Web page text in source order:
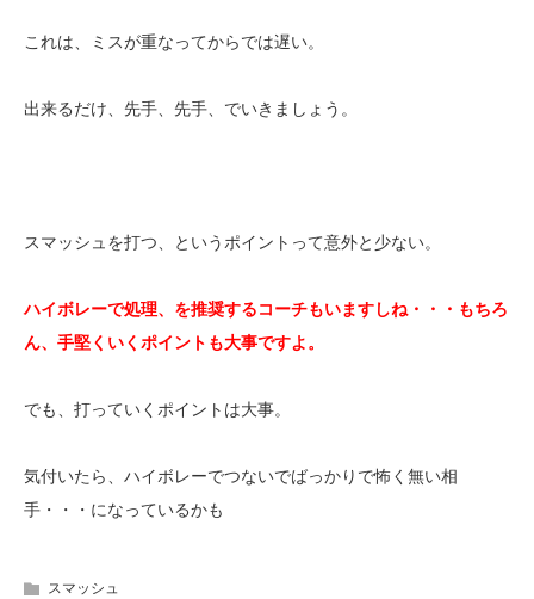
これは、ミスが重なってからでは遅い。
出来るだけ、先手、先手、でいきましょう。
スマッシュを打つ、というポイントって意外と少ない。
ハイボレーで処理、を推奨するコーチもいますしね・・・もちろ
ん、手堅くいくポイントも大事ですよ。
でも、打っていくポイントは大事。
気付いたら、ハイボレーでつないでばっかりで怖く無い相
手・・・になっているかも
スマッシュ